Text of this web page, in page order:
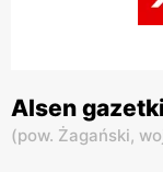
Alsen
(pow. Żagański,